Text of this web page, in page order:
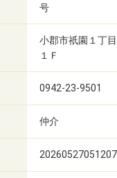
号
小郡市祇園１丁
１Ｆ
0942-23-9501
仲介
20260527051207